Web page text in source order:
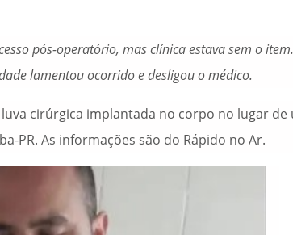
pós-operatório, mas clínica estava sem o
lamentou ocorrido e desligou o médico.
cirúrgica implantada no corpo no lugar
PR. As informações são do Rápido no Ar.